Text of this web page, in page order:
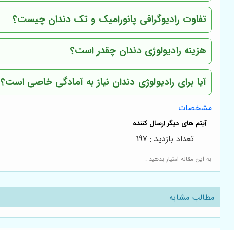
تفاوت رادیوگرافی پانورامیک و تک دندان چیست؟
هزینه رادیولوژی دندان چقدر است؟
آیا برای رادیولوژی دندان نیاز به آمادگی خاصی است؟
مشخصات
به این مقاله امتیاز بدهید :
تعداد بازدید : 197
مطالب مشابه